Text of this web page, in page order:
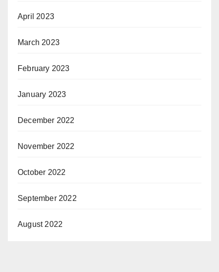
April 2023
March 2023
February 2023
January 2023
December 2022
November 2022
October 2022
September 2022
August 2022